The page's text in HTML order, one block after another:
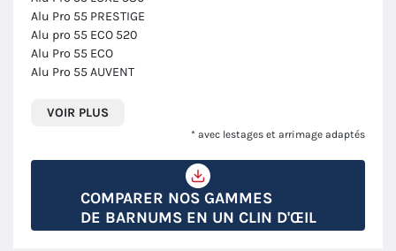
Alu Pro 55 PRESTIGE
Alu pro 55 ECO 520
Alu Pro 55 ECO
Alu Pro 55 AUVENT
VOIR PLUS
* avec lestages et arrimage adaptés
COMPARER NOS GAMMES
DE BARNUMS EN UN CLIN D'ŒIL